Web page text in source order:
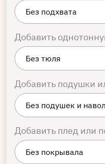
Добавить
Добавить подушки
Добавить плед или